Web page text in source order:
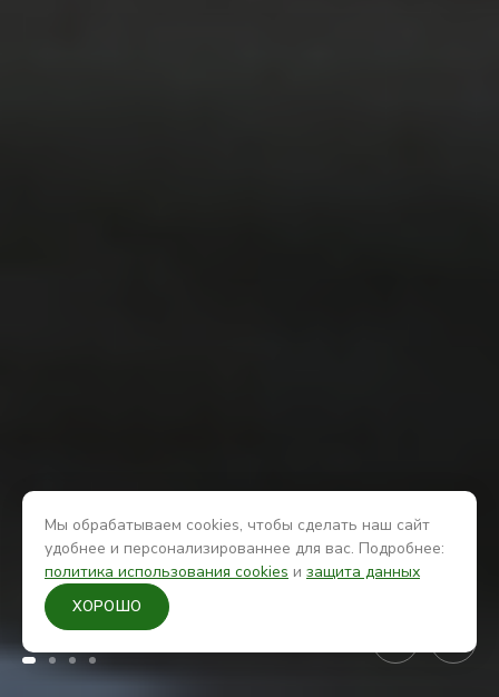
Все проекты КССК
Мы обрабатываем cookies, чтобы сделать наш сайт
удобнее и персонализированнее для вас. Подробнее:
политика использования cookies и защита данных
ХОРОШО